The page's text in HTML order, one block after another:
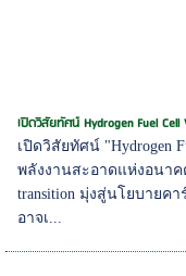
เปิดวิสัยทัศน์ Hydrogen Fuel Cell
เปิดวิสัยทัศน์ "Hydrogen
พลังงานสะอาดแห่งอนา
transition มุ่งสู่นโยบายค
อาจเ...